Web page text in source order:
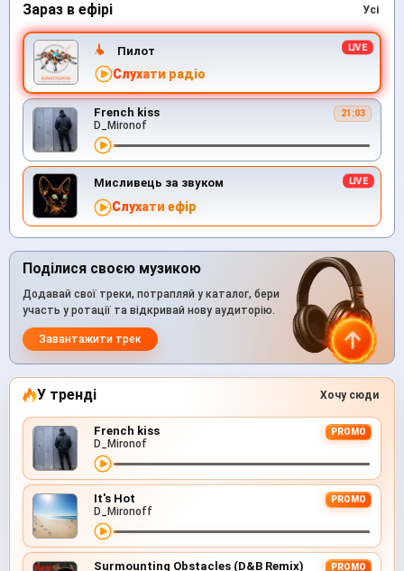
Зараз в ефірі Усі
Пилот
Слухати радіо
French kiss 21:03
D_Mironof
Мисливець за звуком
Слухати ефір
Поділися своєю музикою
Додавай свої треки, потрапляй у каталог, бери
участь у ротації та відкривай нову аудиторію.
Завантажити трек
У тренді Хочу сюди
French kiss PROMO
D_Mironof
It's Hot PROMO
D_Mironoff
Surmounting Obstacles (D&B Remix) PROMO